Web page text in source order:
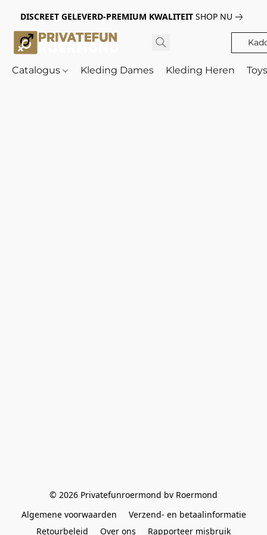
DISCREET GELEVERD-PREMIUM KWALITEIT SHOP NU
Catalogus Kleding Dames Kleding Heren
© 2026 Privatefunroermond bv Roermond
Algemene voorwaarden
Verzend- en betaalinformatie
Retourbeleid
Over ons Rapporteer misbruik